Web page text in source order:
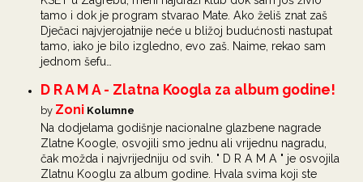
tamo i dok je program stvarao Mate. Ako želiš znat zaš
Dječaci najvjerojatnije neće u bližoj budućnosti nastupat
tamo, iako je bilo izgledno, evo zaš. Naime, rekao sam
jednom šefu…
D R A M A - Zlatna Koogla za album godine!
by Zoni Kolumne
Na dodjelama godišnje nacionalne glazbene nagrade
Zlatne Koogle, osvojili smo jednu ali vrijednu nagradu,
čak možda i najvrijedniju od svih. " D R A M A " je osvojila
Zlatnu Kooglu za album godine. Hvala svima koji ste